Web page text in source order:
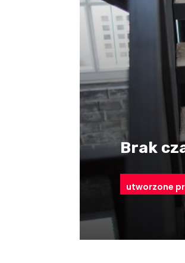
Brak
utworzone